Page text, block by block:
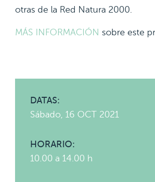
otras de la Red Natura 2000.
MÁS INFORMACIÓN sobre este
DATAS:
Sábado, 16 OCT 2021
HORARIO:
10.00 a 14.00 h